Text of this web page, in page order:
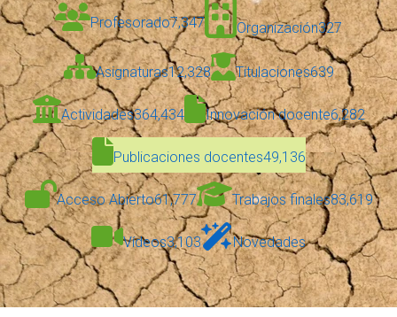
Profesorado7,347 Organización327
Asignaturas12,328 Titulaciones639
Actividades364,434 Innovación docente6,282
Publicaciones docentes49,136
Acceso Abierto61,777 Trabajos finales83,619
Vídeos3,103 Novedades